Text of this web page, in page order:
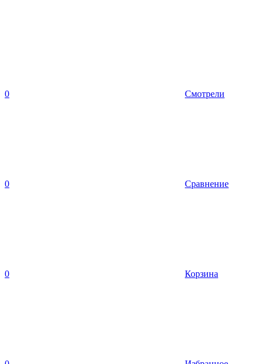
0 Смотрели
0 Сравнение
0 Корзина